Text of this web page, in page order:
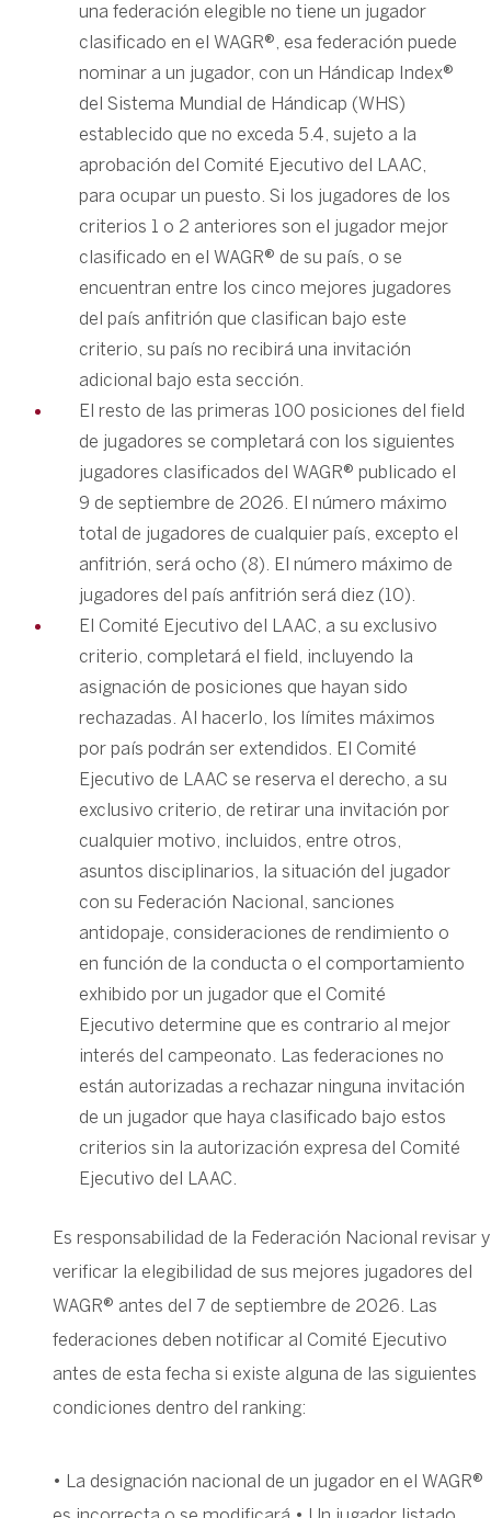
una federación elegible no tiene un jugador
clasificado en el WAGR®, esa federación puede
nominar a un jugador, con un Hándicap Index®
del Sistema Mundial de Hándicap (WHS)
establecido que no exceda 5.4, sujeto a la
aprobación del Comité Ejecutivo del LAAC,
para ocupar un puesto. Si los jugadores de los
criterios 1 o 2 anteriores son el jugador mejor
clasificado en el WAGR® de su país, o se
encuentran entre los cinco mejores jugadores
del país anfitrión que clasifican bajo este
criterio, su país no recibirá una invitación
adicional bajo esta sección.
El resto de las primeras 100 posiciones del field
de jugadores se completará con los siguientes
jugadores clasificados del WAGR® publicado el
9 de septiembre de 2026. El número máximo
total de jugadores de cualquier país, excepto el
anfitrión, será ocho (8). El número máximo de
jugadores del país anfitrión será diez (10).
El Comité Ejecutivo del LAAC, a su exclusivo
criterio, completará el field, incluyendo la
asignación de posiciones que hayan sido
rechazadas. Al hacerlo, los límites máximos
por país podrán ser extendidos. El Comité
Ejecutivo de LAAC se reserva el derecho, a su
exclusivo criterio, de retirar una invitación por
cualquier motivo, incluidos, entre otros,
asuntos disciplinarios, la situación del jugador
con su Federación Nacional, sanciones
antidopaje, consideraciones de rendimiento o
en función de la conducta o el comportamiento
exhibido por un jugador que el Comité
Ejecutivo determine que es contrario al mejor
interés del campeonato. Las federaciones no
están autorizadas a rechazar ninguna invitación
de un jugador que haya clasificado bajo estos
criterios sin la autorización expresa del Comité
Ejecutivo del LAAC.
Es responsabilidad de la Federación Nacional revisar y
verificar la elegibilidad de sus mejores jugadores del
WAGR® antes del 7 de septiembre de 2026. Las
federaciones deben notificar al Comité Ejecutivo
antes de esta fecha si existe alguna de las siguientes
condiciones dentro del ranking:
• La designación nacional de un jugador en el WAGR®